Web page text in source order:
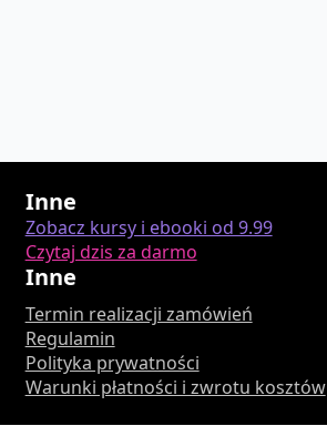
Inne
Zobacz kursy i ebooki od 9.99
Czytaj dzis za darmo
Inne
Termin realizacji zamówień
Regulamin
Polityka prywatności
Warunki płatności i zwrotu kosztów